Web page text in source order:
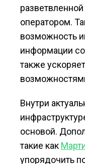
оператором.
возможность
информации
также
Внутри
основой.
такие как
упорядочить